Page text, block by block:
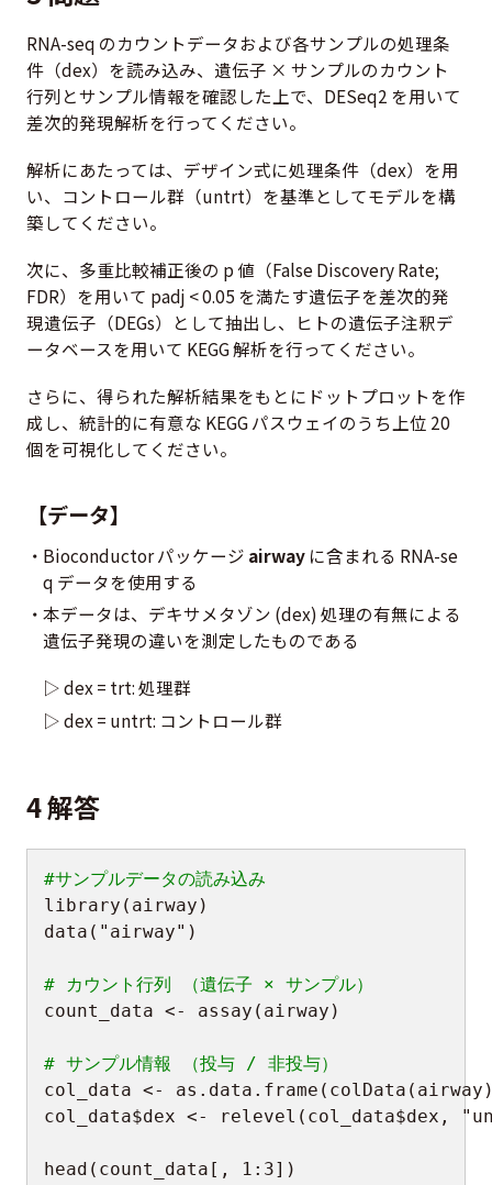
RNA-seq のカウントデータおよび各サンプルの処理条
件（dex）を読み込み、遺伝子 × サンプルのカウント
行列とサンプル情報を確認した上で、DESeq2 を用いて
差次的発現解析を行ってください。
解析にあたっては、デザイン式に処理条件（dex）を用
い、コントロール群（untrt）を基準としてモデルを構
築してください。
次に、多重比較補正後の p 値（False Discovery Rate;
FDR）を用いて padj < 0.05 を満たす遺伝子を差次的発
現遺伝子（DEGs）として抽出し、ヒトの遺伝子注釈デ
ータベースを用いて KEGG 解析を行ってください。
さらに、得られた解析結果をもとにドットプロットを作
成し、統計的に有意な KEGG パスウェイのうち上位 20
個を可視化してください。
【データ】
Bioconductor パッケージ airway に含まれる RNA-se
q データを使用する
本データは、デキサメタゾン (dex) 処理の有無による
遺伝子発現の違いを測定したものである
dex = trt: 処理群
dex = untrt: コントロール群
4 解答
#サンプルデータの読み込み
library ( airway )
data ( "airway" )
# カウント行列 （遺伝子 × サンプル）
count_data <- assay ( airway )
# サンプル情報 （投与 / 非投与）
col_data <- as.data.frame ( colData ( airway
col_data$dex <- relevel ( col_data$dex ,
head ( count_data [ , 1 : 3] )